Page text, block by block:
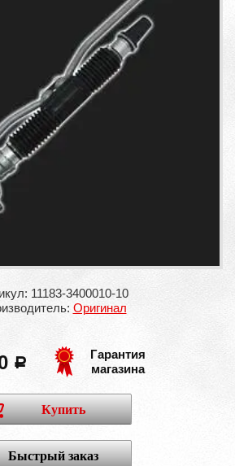
11183-3400010-10
Оригинал
a
Гарантия
магазина
Купить
Быстрый заказ